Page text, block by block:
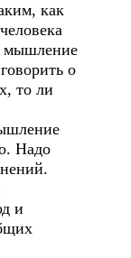
как
мышление
о
то ли
Надо
и